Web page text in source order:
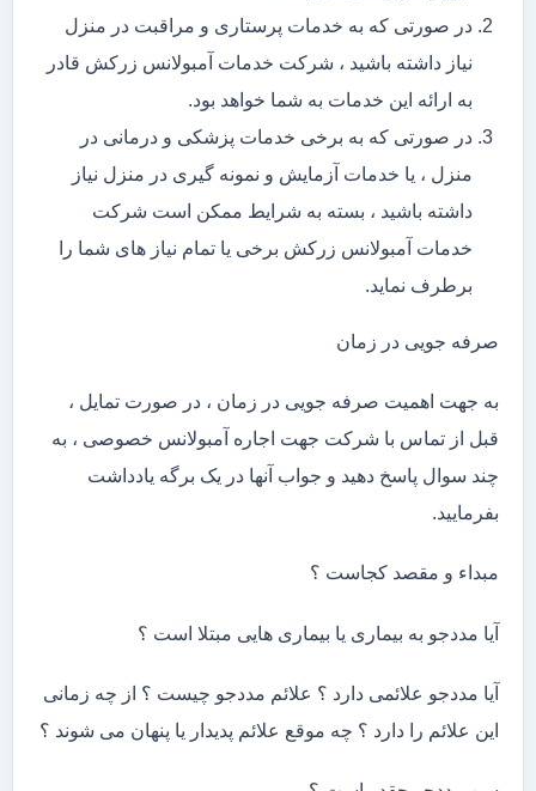
در صورتی که به خدمات پرستاری و مراقبت در منزل
نیاز داشته باشید ، شرکت خدمات آمبولانس زرکش قادر
به ارائه این خدمات به شما خواهد بود.
در صورتی که به برخی خدمات پزشکی و درمانی در
منزل ، یا خدمات آزمایش و نمونه گیری در منزل نیاز
داشته باشید ، بسته به شرایط ممکن است شرکت
خدمات آمبولانس زرکش برخی یا تمام نیاز های شما را
برطرف نماید.
صرفه جویی در زمان
به جهت اهمیت صرفه جویی در زمان ، در صورت تمایل ،
قبل از تماس با شرکت جهت اجاره آمبولانس خصوصی ، به
چند سوال پاسخ دهید و جواب آنها در یک برگه یادداشت
بفرمایید.
مبداء و مقصد کجاست ؟
آیا مددجو به بیماری یا بیماری هایی مبتلا است ؟
آیا مددجو علائمی دارد ؟ علائم مددجو چیست ؟ از چه زمانی
این علائم را دارد ؟ چه موقع علائم پدیدار یا پنهان می شوند ؟